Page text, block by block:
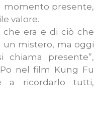
momento presente,
valore.
era e di ciò che
un mistero, ma oggi
presente”,
nel film Kung Fu
a ricordarlo tutti,